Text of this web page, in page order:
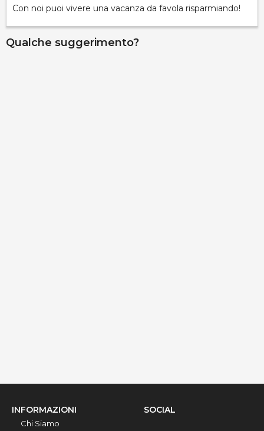
Con noi puoi vivere una vacanza da favola risparmiando!
Qualche suggerimento?
INFORMAZIONI
Chi Siamo
SOCIAL